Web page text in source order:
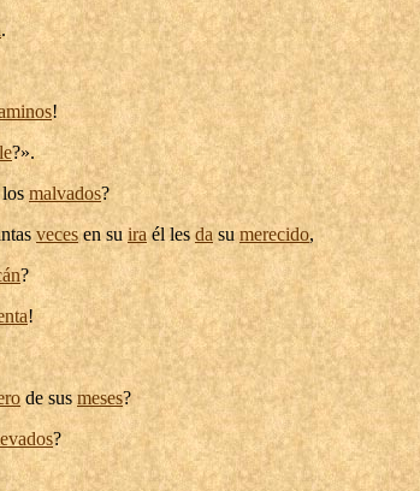
.
!
?».
malvados?
vecesen su ira él les da sumerecido,
?
!
de sus meses?
?